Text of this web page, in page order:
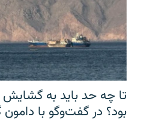
تا چه حد باید به
بود؟ در گفت‌وگو با دامون